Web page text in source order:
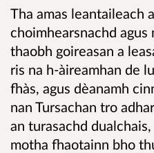
Tha amas leantaileach
choimhearsnachd agus
thaobh goireasan a
ris na h-àireamhan de
fhàs, agus dèanamh
nan Tursachan tro
an turasachd
motha fhaotainn bho